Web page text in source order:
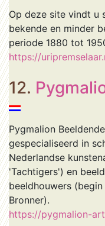
Op deze site vindt u
bekende en minder
periode 1880 tot
https://
12.
Pygmalion
gespecialiseerd in
Nederlandse
'Tachtigers') en
beeldhouwers
Bronner).
https://pygmalion-